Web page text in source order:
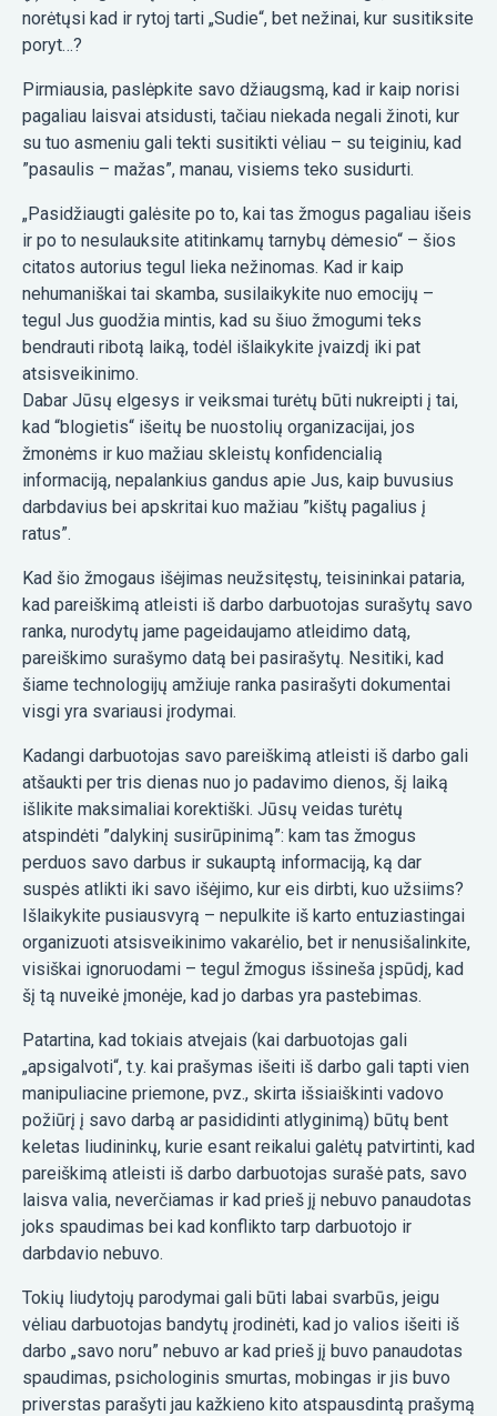
norėtųsi kad ir rytoj tarti „Sudie“, bet nežinai, kur susitiksite
poryt…?
Pirmiausia, paslėpkite savo džiaugsmą, kad ir kaip norisi
pagaliau laisvai atsidusti, tačiau niekada negali žinoti, kur
su tuo asmeniu gali tekti susitikti vėliau – su teiginiu, kad
”pasaulis – mažas”, manau, visiems teko susidurti.
„Pasidžiaugti galėsite po to, kai tas žmogus pagaliau išeis
ir po to nesulauksite atitinkamų tarnybų dėmesio“ – šios
citatos autorius tegul lieka nežinomas. Kad ir kaip
nehumaniškai tai skamba, susilaikykite nuo emocijų –
tegul Jus guodžia mintis, kad su šiuo žmogumi teks
bendrauti ribotą laiką, todėl išlaikykite įvaizdį iki pat
atsisveikinimo.
Dabar Jūsų elgesys ir veiksmai turėtų būti nukreipti į tai,
kad “blogietis“ išeitų be nuostolių organizacijai, jos
žmonėms ir kuo mažiau skleistų konfidencialią
informaciją, nepalankius gandus apie Jus, kaip buvusius
darbdavius bei apskritai kuo mažiau ”kištų pagalius į
ratus”.
Kad šio žmogaus išėjimas neužsitęstų, teisininkai pataria,
kad pareiškimą atleisti iš darbo darbuotojas surašytų savo
ranka, nurodytų jame pageidaujamo atleidimo datą,
pareiškimo surašymo datą bei pasirašytų. Nesitiki, kad
šiame technologijų amžiuje ranka pasirašyti dokumentai
visgi yra svariausi įrodymai.
Kadangi darbuotojas savo pareiškimą atleisti iš darbo gali
atšaukti per tris dienas nuo jo padavimo dienos, šį laiką
išlikite maksimaliai korektiški. Jūsų veidas turėtų
atspindėti ”dalykinį susirūpinimą”: kam tas žmogus
perduos savo darbus ir sukauptą informaciją, ką dar
suspės atlikti iki savo išėjimo, kur eis dirbti, kuo užsiims?
Išlaikykite pusiausvyrą – nepulkite iš karto entuziastingai
organizuoti atsisveikinimo vakarėlio, bet ir nenusišalinkite,
visiškai ignoruodami – tegul žmogus išsineša įspūdį, kad
šį tą nuveikė įmonėje, kad jo darbas yra pastebimas.
Patartina, kad tokiais atvejais (kai darbuotojas gali
„apsigalvoti“, t.y. kai prašymas išeiti iš darbo gali tapti vien
manipuliacine priemone, pvz., skirta išsiaiškinti vadovo
požiūrį į savo darbą ar pasididinti atlyginimą) būtų bent
keletas liudininkų, kurie esant reikalui galėtų patvirtinti, kad
pareiškimą atleisti iš darbo darbuotojas surašė pats, savo
laisva valia, neverčiamas ir kad prieš jį nebuvo panaudotas
joks spaudimas bei kad konflikto tarp darbuotojo ir
darbdavio nebuvo.
Tokių liudytojų parodymai gali būti labai svarbūs, jeigu
vėliau darbuotojas bandytų įrodinėti, kad jo valios išeiti iš
darbo „savo noru” nebuvo ar kad prieš jį buvo panaudotas
spaudimas, psichologinis smurtas, mobingas ir jis buvo
priverstas parašyti jau kažkieno kito atspausdintą prašymą